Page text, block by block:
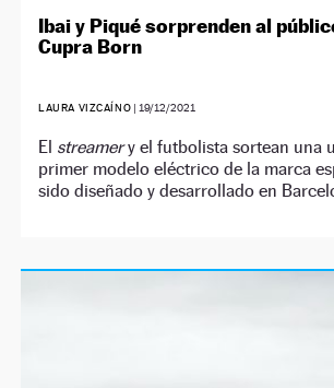
Ibai y Piqué sorprenden al
Cupra Born
LAURA VIZCAÍNO | 19/12/2021
El streamery el futbolista sortean una
primer modelo eléctrico de la marca
sido diseñado y desarrollado en